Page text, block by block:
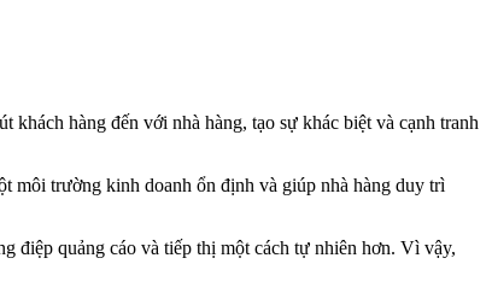
khách hàng đến với nhà hàng, tạo sự khác biệt và cạnh tranh
môi trường kinh doanh ổn định và giúp nhà hàng duy trì
điệp quảng cáo và tiếp thị một cách tự nhiên hơn. Vì vậy,